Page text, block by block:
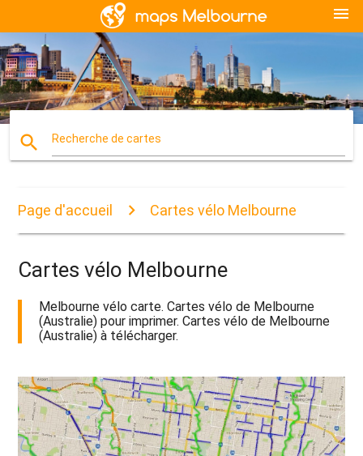
menu
search Recherche de cartes
Page d'accueil Cartes vélo Melbourne
Cartes vélo Melbourne
Melbourne vélo carte. Cartes vélo de Melbourne
(Australie) pour imprimer. Cartes vélo de Melbourne
(Australie) à télécharger.